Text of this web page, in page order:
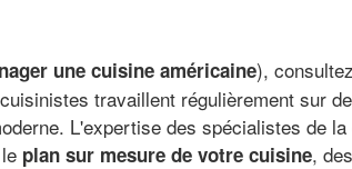
une cuisine américaine),
travaillent régulièrement sur
L'expertise des spécialistes de
plan sur mesure de votre cuisine, des